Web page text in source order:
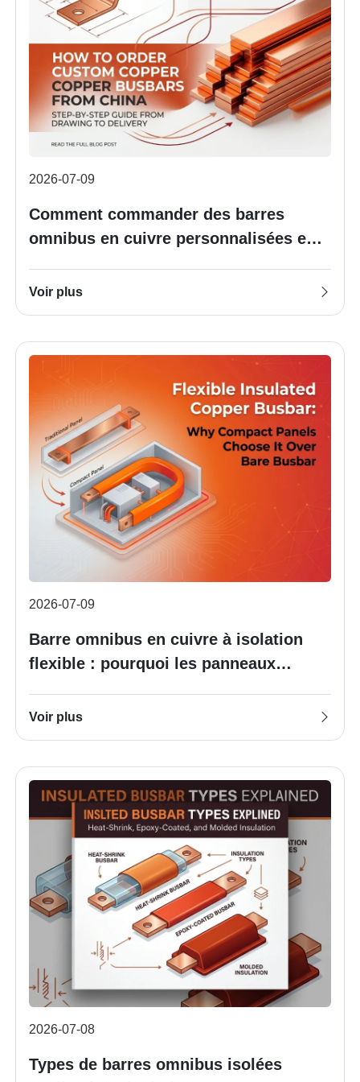
2026-07-09
Comment commander des barres
omnibus en cuivre personnalisées en
étape, du dessin à la livraison
Voir plus
2026-07-09
Barre omnibus en cuivre à isolation
flexible : pourquoi les panneaux
barre omnibus nue
Voir plus
2026-07-08
Types de barres omnibus isolées